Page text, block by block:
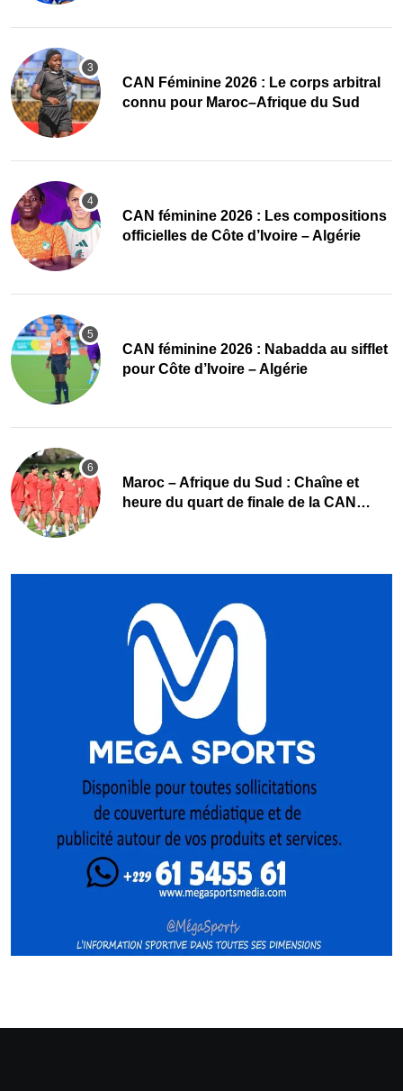
‎CAN Féminine 2026 : Le corps arbitral
connu pour Maroc–Afrique du Sud
‎CAN féminine 2026 : Les compositions
officielles de Côte d’Ivoire – Algérie
‎CAN féminine 2026 : Nabadda au sifflet
pour Côte d’Ivoire – Algérie
Maroc – Afrique du Sud : Chaîne et
heure du quart de finale de la CAN